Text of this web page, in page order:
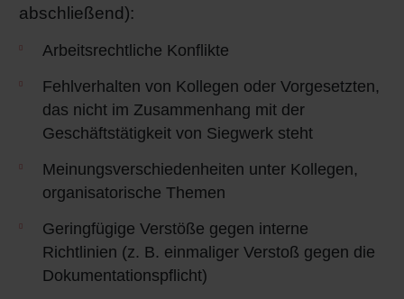
abschließend):
Arbeitsrechtliche Konflikte
Fehlverhalten von Kollegen oder Vorgesetzten,
das nicht im Zusammenhang mit der
Geschäftstätigkeit von Siegwerk steht
Meinungsverschiedenheiten unter Kollegen,
organisatorische Themen
Geringfügige Verstöße gegen interne
Richtlinien (z. B. einmaliger Verstoß gegen die
Dokumentationspflicht)